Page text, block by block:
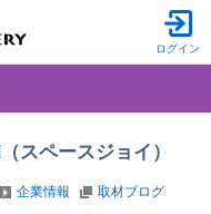
ログイン
スペースジョイ）
企業情報 取材ブログ